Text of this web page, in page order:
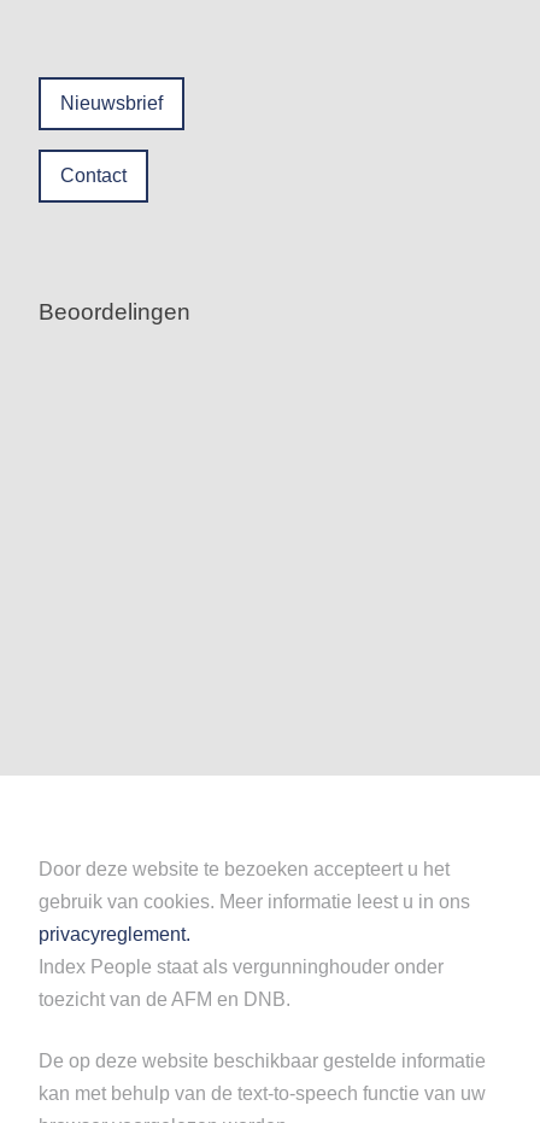
Nieuwsbrief
Contact
Beoordelingen
Door deze website te bezoeken accepteert u het
gebruik van cookies. Meer informatie leest u in ons
privacyreglement.
Index People staat als vergunninghouder onder
toezicht van de AFM en DNB.
De op deze website beschikbaar gestelde informatie
kan met behulp van de text-to-speech functie van uw